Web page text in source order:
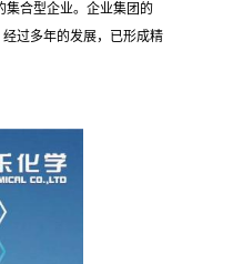
集合型企业。企业集团的
过多年的发展，已形成精